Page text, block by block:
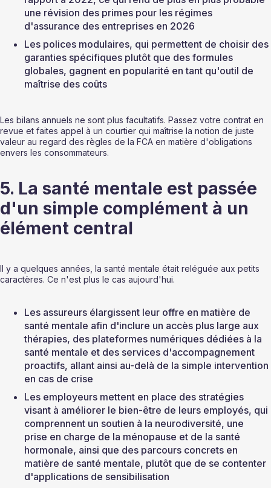
une révision des primes pour les régimes
d'assurance des entreprises en 2026
Les polices modulaires, qui permettent de choisir des
garanties spécifiques plutôt que des formules
globales, gagnent en popularité en tant qu'outil de
maîtrise des coûts
Les bilans annuels ne sont plus facultatifs. Passez votre contrat en
revue et faites appel à un courtier qui maîtrise la notion de juste
valeur au regard des règles de la FCA en matière d'obligations
envers les consommateurs.
5. La santé mentale est passée
d'un simple complément à un
élément central
Il y a quelques années, la santé mentale était reléguée aux petits
caractères. Ce n'est plus le cas aujourd'hui.
Les assureurs élargissent leur offre en matière de
santé mentale afin d'inclure un accès plus large aux
thérapies, des plateformes numériques dédiées à la
santé mentale et des services d'accompagnement
proactifs, allant ainsi au-delà de la simple intervention
en cas de crise
Les employeurs mettent en place des stratégies
visant à améliorer le bien-être de leurs employés, qui
comprennent un soutien à la neurodiversité, une
prise en charge de la ménopause et de la santé
hormonale, ainsi que des parcours concrets en
matière de santé mentale, plutôt que de se contenter
d'applications de sensibilisation